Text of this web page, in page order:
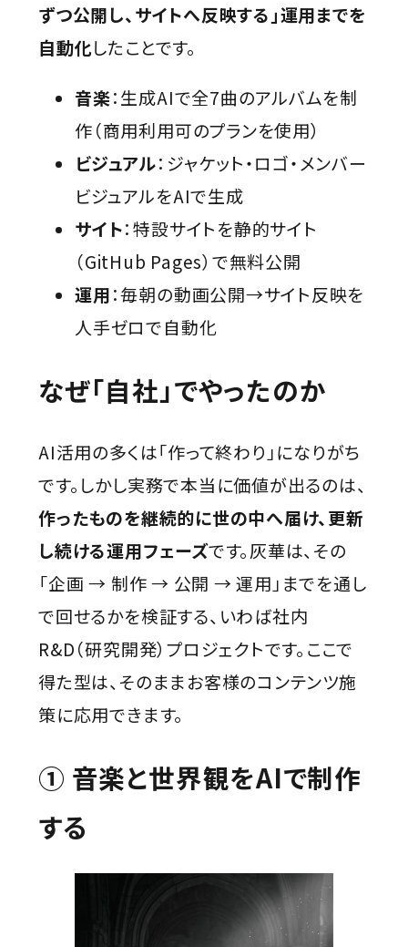
ずつ公開し、サイトへ反映する」運用までを
自動化したことです。
音楽：生成AIで全7曲のアルバムを制
作（商用利用可のプランを使用）
ビジュアル：ジャケット・ロゴ・メンバー
ビジュアルをAIで生成
サイト：特設サイトを静的サイト
（GitHub Pages）で無料公開
運用：毎朝の動画公開→サイト反映を
人手ゼロで自動化
なぜ「自社」でやったのか
AI活用の多くは「作って終わり」になりがち
です。しかし実務で本当に価値が出るのは、
作ったものを継続的に世の中へ届け、更新
し続ける運用フェーズです。灰華は、その
「企画 → 制作 → 公開 → 運用」までを通し
で回せるかを検証する、いわば社内
R&D（研究開発）プロジェクトです。ここで
得た型は、そのままお客様のコンテンツ施
策に応用できます。
① 音楽と世界観をAIで制作
する